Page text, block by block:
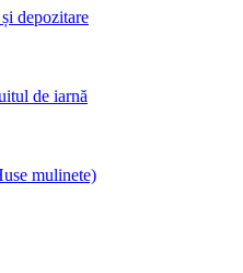
depozitare
de iarnă
mulinete)